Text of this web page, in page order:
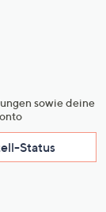
sowie deine
Status